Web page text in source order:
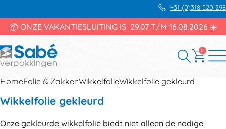
+31 (0)318 520 298
📦 ONZE VAKANTIESLUITING IS 29.07 T/M 16.08.2026 ☀️
0
HomeFolie & ZakkenWikkelfolieWikkelfolie gekleurd
Wikkelfolie gekleurd
Onze gekleurde wikkelfolie biedt niet alleen de nodige